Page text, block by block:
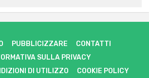
PUBBLICIZZARE
CONTATTI
SULLA PRIVACY
DI UTILIZZO
COOKIE POLICY